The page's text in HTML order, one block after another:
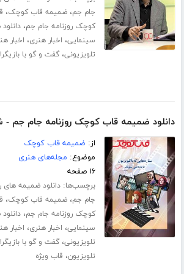
جام جم،ضمیمه قاب کوچک،
کوچک روزنامه جام جم،
سینمایی، اخبار هنری، اخبار
تلویزیونی،گفت و گو با
دانلود ضمیمه قاب کوچک روزنامه جام جم -
از: ضمیمه قاب کوچک
موضوع: مجله‌های هنری
۱۶ صفحه
برچسب‌ها:دانلود ضمیمه های
جام جم،ضمیمه قاب کوچک،
کوچک روزنامه جام جم،
سینمایی، اخبار هنری، اخبار
تلویزیونی،گفت و گو با
تلویزیون، قاب ویژه